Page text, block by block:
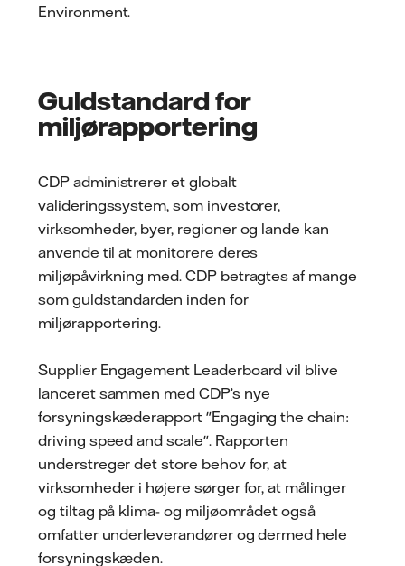
Environment.
Guldstandard for
miljørapportering
CDP administrerer et globalt
valideringssystem, som investorer,
virksomheder, byer, regioner og lande kan
anvende til at monitorere deres
miljøpåvirkning med. CDP betragtes af mange
som guldstandarden inden for
miljørapportering.
Supplier Engagement Leaderboard vil blive
lanceret sammen med CDP’s nye
forsyningskæderapport "Engaging the chain:
driving speed and scale". Rapporten
understreger det store behov for, at
virksomheder i højere sørger for, at målinger
og tiltag på klima- og miljøområdet også
omfatter underleverandører og dermed hele
forsyningskæden.